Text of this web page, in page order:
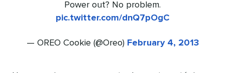
Power out? No problem.
pic.twitter.com/dnQ7pOgC
— OREO Cookie (@Oreo) February 4, 2013